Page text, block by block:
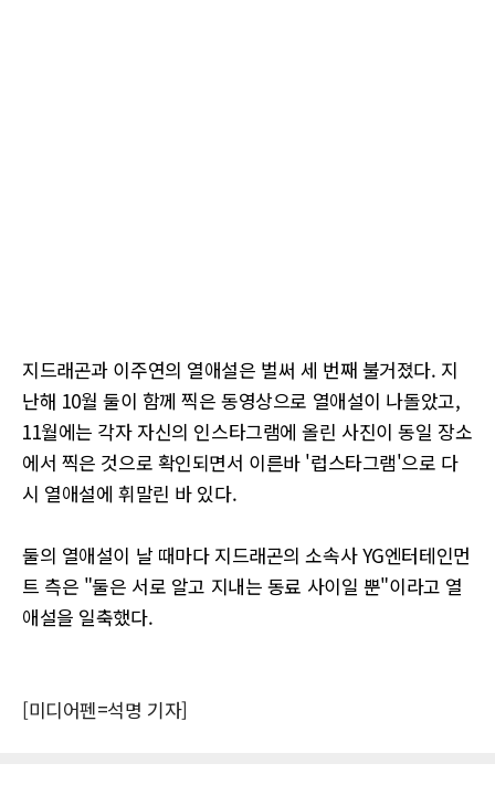
지드래곤과 이주연의 열애설은 벌써 세 번째 불거졌다. 지
난해 10월 둘이 함께 찍은 동영상으로 열애설이 나돌았고,
11월에는 각자 자신의 인스타그램에 올린 사진이 동일 장소
에서 찍은 것으로 확인되면서 이른바 '럽스타그램'으로 다
시 열애설에 휘말린 바 있다.
둘의 열애설이 날 때마다 지드래곤의 소속사 YG엔터테인먼
트 측은 "둘은 서로 알고 지내는 동료 사이일 뿐"이라고 열
애설을 일축했다.
[미디어펜=석명 기자]